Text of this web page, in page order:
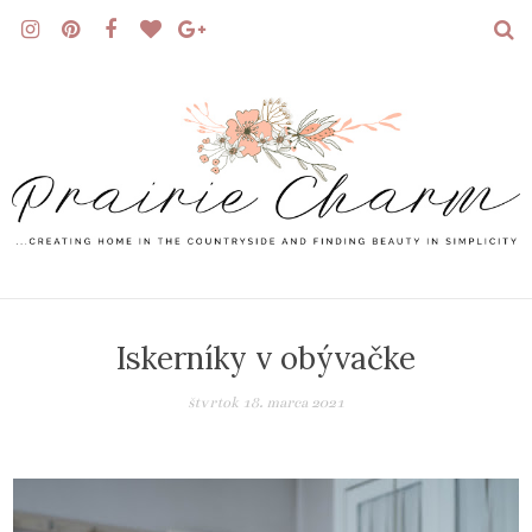
Iskerníky v obývačke
štvrtok 18. marca 2021